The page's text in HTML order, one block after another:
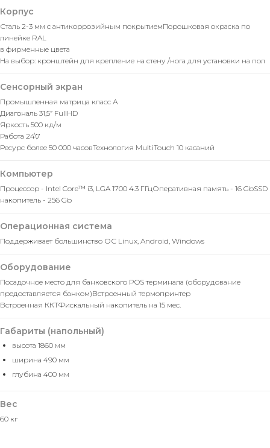
Корпус
Сталь 2-3 мм с антикоррозийным покрытиемПорошковая окраска по
линейке RAL
в фирменные цвета
На выбор: кронштейн для крепление на стену /нога для установки на пол
Сенсорный экран
Промышленная матрица класс А
Диагональ 31,5” FullHD
Яркость 500 кд/м
Работа 24\7
Ресурс более 50 000 часовТехнология MultiTouch 10 касаний
Компьютер
Процессор - Intel Core™ i3, LGA 1700 4.3 ГГцОперативная память - 16 GbSSD
накопитель - 256 Gb
Операционная система
Поддерживает большинство ОС Linux, Android, Windows
Оборудование
Посадочное место для банковского POS терминала (оборудование
предоставляется банком)Встроенный термопринтер
Встроенная ККТФискальный накопитель на 15 мес.
Габариты (напольный)
высота 1860 мм
ширина 490 мм
глубина 400 мм
Вес
60 кг